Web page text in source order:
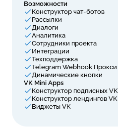
Возможности
Конструктор чат-ботов
Рассылки
Диалоги
Аналитика
Сотрудники проекта
Интеграции
Техподдержка
Telegram Webhook Прокси
Динамические кнопки
VK Mini Apps
Конструктор подписных VK
Конструктор лендингов VK
Виджеты VK